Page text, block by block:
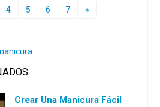
4 5 6 7 »
Crear Una Manicura Fácil